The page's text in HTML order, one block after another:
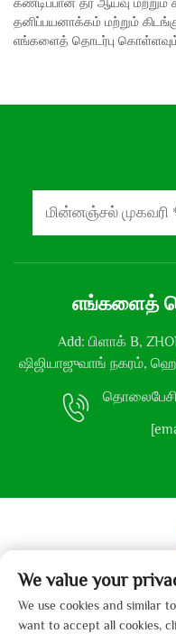
தனிப்பயனாக்கம் மற்றும்
எங்களைத் தொடர்பு
எங்களைத்
Add: பிளாக் B,
ஷிஜியாஜுவாங் நகரம்,
உரிமை தொடர்பான
ஹெபே கைபோ துணி
நிறுவனத்திற்கு
We value your
We use cookies and similar
want to accept all cookies,